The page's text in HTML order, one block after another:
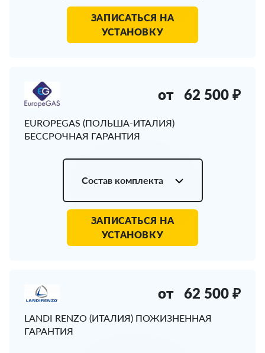
ЗАПИСАТЬСЯ НА
УСТАНОВКУ
EUROPEGAS (ПОЛЬША-ИТАЛИЯ)
БЕССРОЧНАЯ ГАРАНТИЯ
от 62 500 ₽
Состав комплекта
ЗАПИСАТЬСЯ НА
УСТАНОВКУ
LANDI RENZO (ИТАЛИЯ) ПОЖИЗНЕННАЯ
ГАРАНТИЯ
от 62 500 ₽